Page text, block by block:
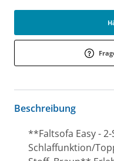
Beschreibung
**Faltsofa Easy -
Schlaffunktion/